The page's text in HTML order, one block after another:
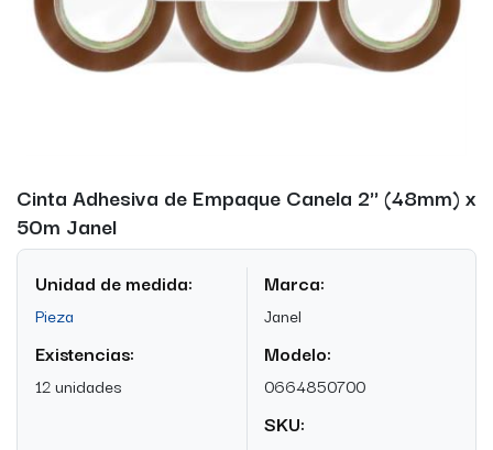
Cinta Adhesiva de Empaque Canela 2'' (48mm) x
50m Janel
Unidad de medida:
Pieza
Existencias:
12 unidades
Marca:
Janel
Modelo:
0664850700
SKU: